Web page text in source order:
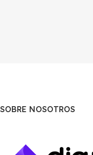
SOBRE NOSOTROS